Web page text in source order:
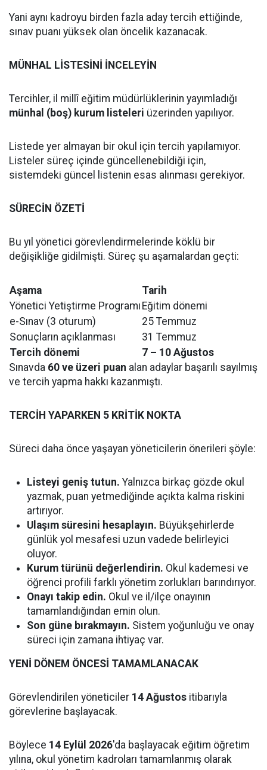
Yani aynı kadroyu birden fazla aday tercih ettiğinde,
sınav puanı yüksek olan öncelik kazanacak.
MÜNHAL LİSTESİNİ İNCELEYİN
Tercihler, il millî eğitim müdürlüklerinin yayımladığı
münhal (boş) kurum listeleri üzerinden yapılıyor.
Listede yer almayan bir okul için tercih yapılamıyor.
Listeler süreç içinde güncellenebildiği için,
sistemdeki güncel listenin esas alınması gerekiyor.
SÜRECİN ÖZETİ
Bu yıl yönetici görevlendirmelerinde köklü bir
değişikliğe gidilmişti. Süreç şu aşamalardan geçti:
Aşama
Tarih
Yönetici Yetiştirme Programı Eğitim dönemi
e-Sınav (3 oturum)
25 Temmuz
Sonuçların açıklanması
31 Temmuz
Tercih dönemi
7 – 10 Ağustos
Sınavda 60 ve üzeri puan alan adaylar başarılı sayılmış
ve tercih yapma hakkı kazanmıştı.
TERCİH YAPARKEN 5 KRİTİK NOKTA
Süreci daha önce yaşayan yöneticilerin önerileri şöyle:
Listeyi geniş tutun. Yalnızca birkaç gözde okul
yazmak, puan yetmediğinde açıkta kalma riskini
artırıyor.
Ulaşım süresini hesaplayın. Büyükşehirlerde
günlük yol mesafesi uzun vadede belirleyici
oluyor.
Kurum türünü değerlendirin. Okul kademesi ve
öğrenci profili farklı yönetim zorlukları barındırıyor.
Onayı takip edin. Okul ve il/ilçe onayının
tamamlandığından emin olun.
Son güne bırakmayın. Sistem yoğunluğu ve onay
süreci için zamana ihtiyaç var.
YENİ DÖNEM ÖNCESİ TAMAMLANACAK
Görevlendirilen yöneticiler 14 Ağustos itibarıyla
görevlerine başlayacak.
Böylece 14 Eylül 2026'da başlayacak eğitim öğretim
yılına, okul yönetim kadroları tamamlanmış olarak